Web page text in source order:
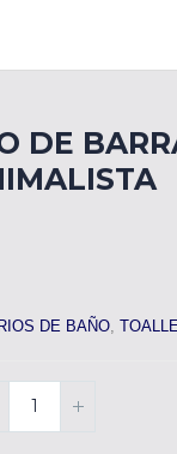
DE
DE BAÑO,